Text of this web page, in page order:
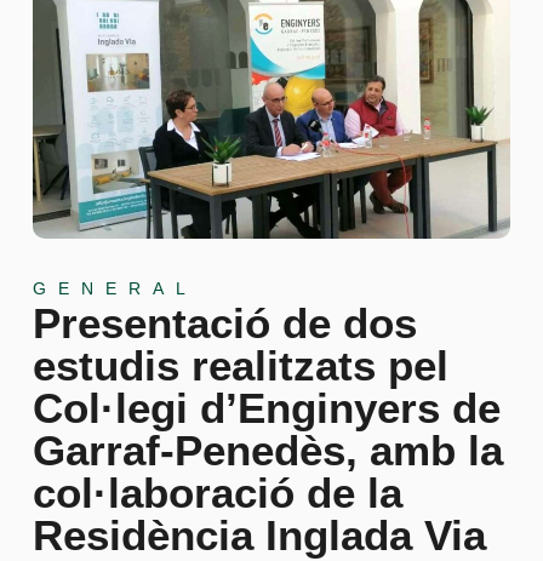
GENERAL
Presentació de dos
estudis realitzats pel
Col·legi d’Enginyers de
Garraf-Penedès, amb la
col·laboració de la
Residència Inglada Via